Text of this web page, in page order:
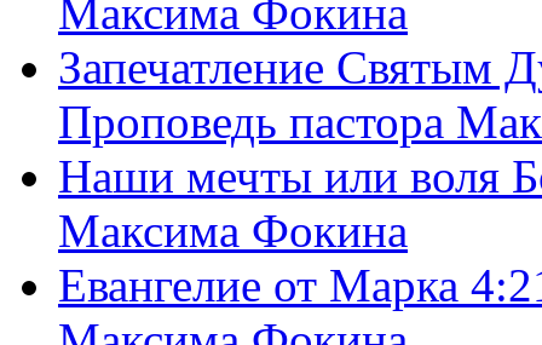
Максима Фокина
Запечатление Святым
Проповедь пастора
Наши мечты или воля
Максима Фокина
Евангелие от Марка